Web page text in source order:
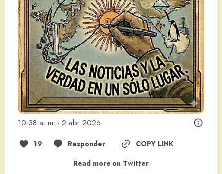
10:38 a. m. · 2 abr 2026
19 Responder
COPY LINK
Read more on Twitter